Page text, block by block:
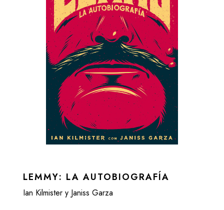
LEMMY: LA AUTOBIOGRAFÍA
Ian Kilmister y Janiss Garza